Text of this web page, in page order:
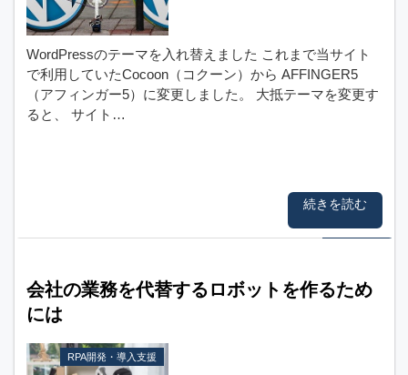
WordPressのテーマを入れ替えました これまで当サイト
で利用していたCocoon（コクーン）から AFFINGER5
（アフィンガー5）に変更しました。 大抵テーマを変更す
ると、 サイト…
続きを読む
会社の業務を代替するロボットを作るため
には
RPA開発・導入支援